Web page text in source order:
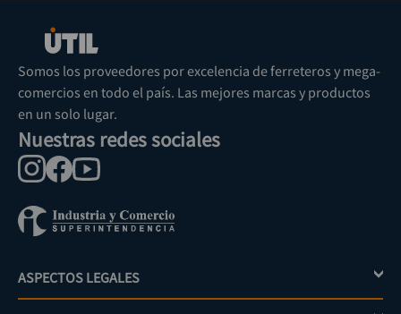
Somos los proveedores por excelencia de ferreteros y mega-
comercios en todo el país. Las mejores marcas y productos
en un solo lugar.
Nuestras redes sociales
ASPECTOS LEGALES +